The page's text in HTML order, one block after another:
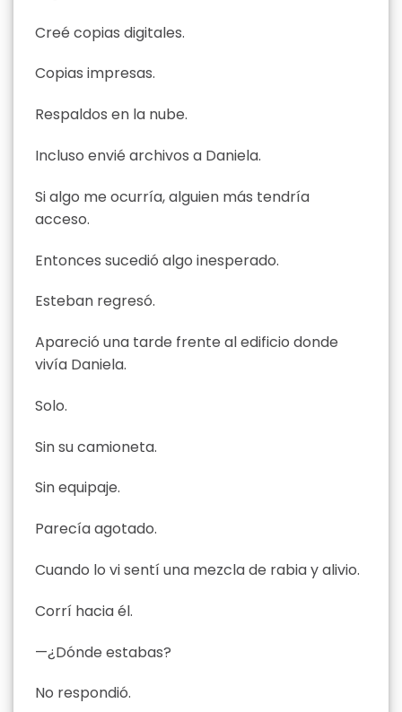
Creé copias digitales.
Copias impresas.
Respaldos en la nube.
Incluso envié archivos a Daniela.
Si algo me ocurría, alguien más tendría
acceso.
Entonces sucedió algo inesperado.
Esteban regresó.
Apareció una tarde frente al edificio donde
vivía Daniela.
Solo.
Sin su camioneta.
Sin equipaje.
Parecía agotado.
Cuando lo vi sentí una mezcla de rabia y alivio.
Corrí hacia él.
—¿Dónde estabas?
No respondió.